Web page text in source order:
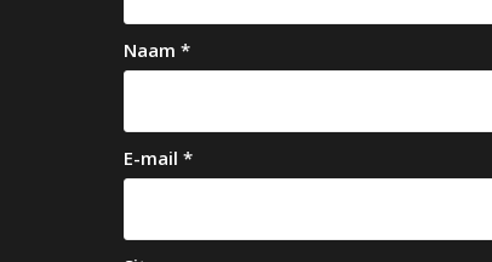
Naam *
E-mail *